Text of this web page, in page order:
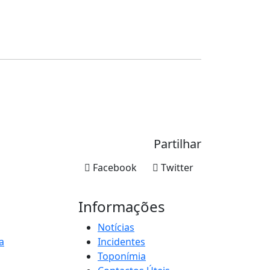
Partilhar
Twitter
Facebook
Informações
Notícias
Incidentes
Toponímia